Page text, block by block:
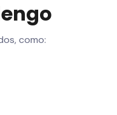
como: